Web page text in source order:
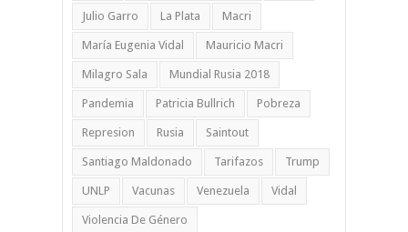
Julio Garro La Plata Macri
María Eugenia Vidal Mauricio Macri
Milagro Sala Mundial Rusia 2018
Pandemia Patricia Bullrich Pobreza
Represion Rusia Saintout
Santiago Maldonado Tarifazos Trump
UNLP Vacunas Venezuela Vidal
Violencia De Género